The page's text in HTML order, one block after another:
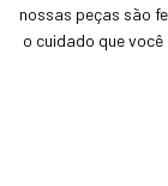
nossas peças são
o cuidado que